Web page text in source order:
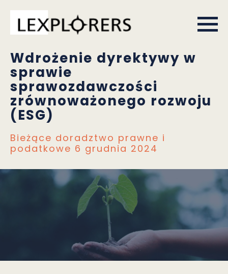
Wdrożenie dyrektywy w
sprawie
sprawozdawczości
zrównoważonego rozwoju
(ESG)
Bieżące doradztwo prawne i
podatkowe 6 grudnia 2024